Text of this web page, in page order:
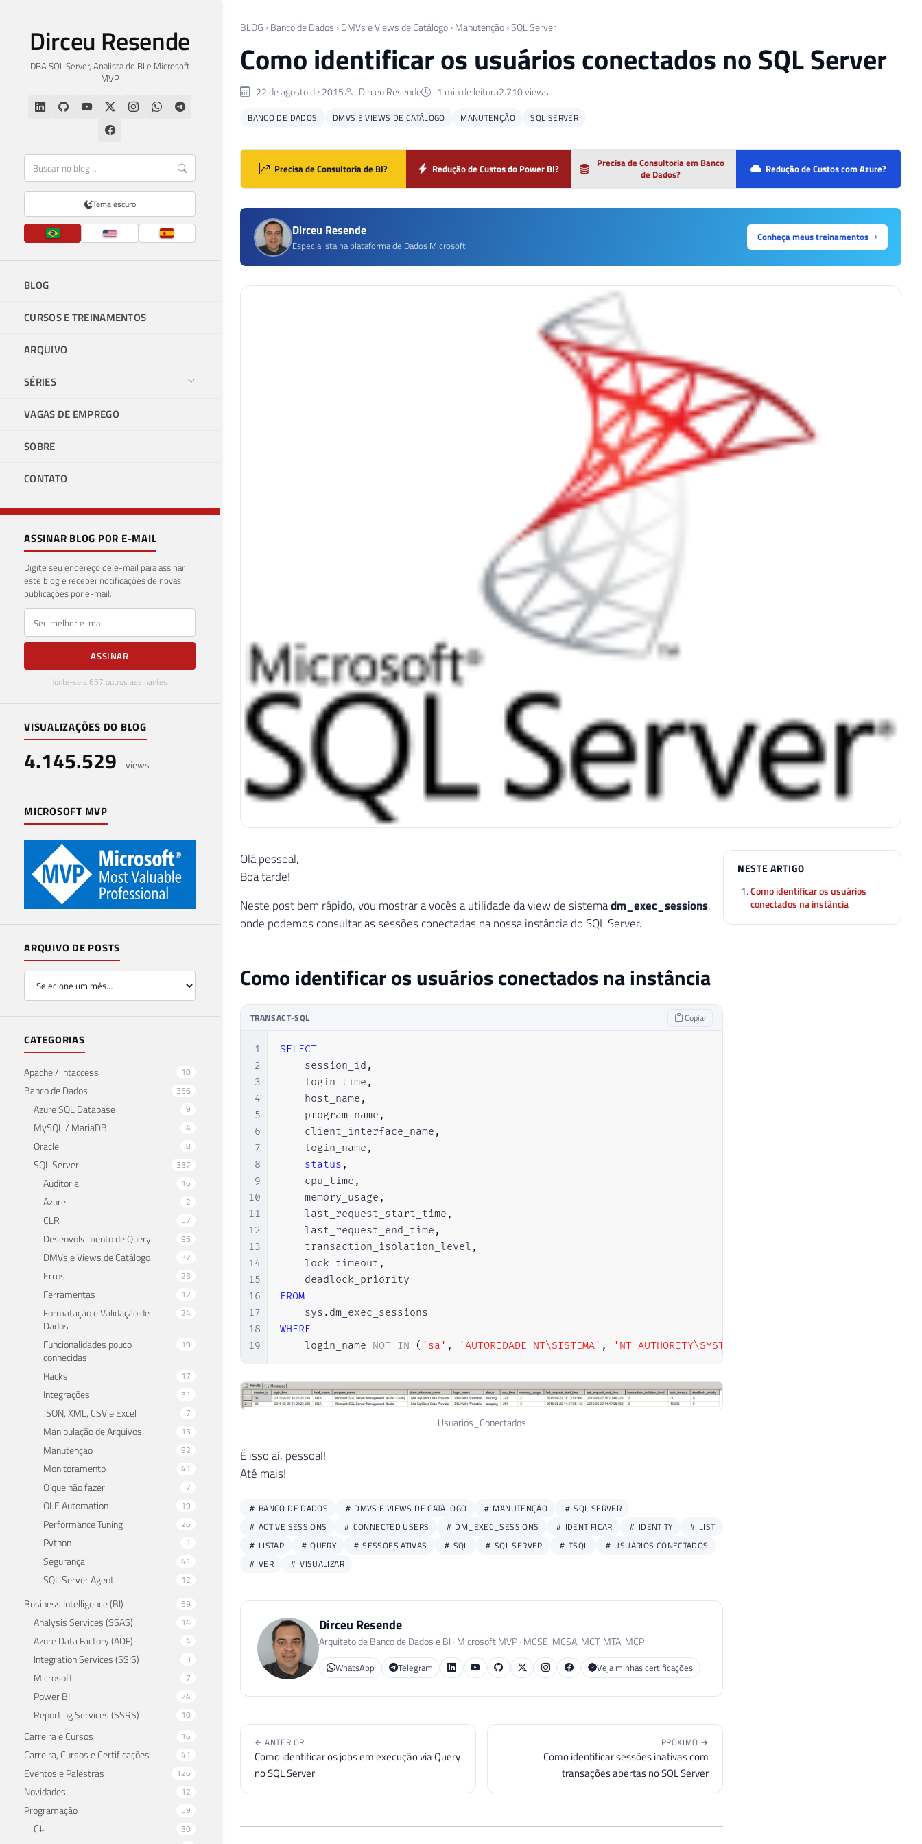
Dirceu Resende
DBA SQL Server, Analista de BI e Microsoft
MVP
Tema escuro
BLOG
CURSOS E TREINAMENTOS
ARQUIVO
SÉRIES
VAGAS DE EMPREGO
SOBRE
CONTATO
ASSINAR BLOG POR E-MAIL
Digite seu endereço de e-mail para assinar
este blog e receber notificações de novas
publicações por e-mail.
E-mail
ASSINAR
Junte-se a 657 outros assinantes
VISUALIZAÇÕES DO BLOG
4.145.529 views
MICROSOFT MVP
ARQUIVO DE POSTS
CATEGORIAS
Apache / .htaccess 10
Banco de Dados 356
Azure SQL Database 9
MySQL / MariaDB 4
Oracle 8
SQL Server 337
Auditoria 16
Azure 2
CLR 57
Desenvolvimento de Query 95
DMVs e Views de Catálogo 32
Erros 23
Ferramentas 12
Formatação e Validação de
Dados
24
Funcionalidades pouco
conhecidas
19
Hacks 17
Integrações 31
JSON, XML, CSV e Excel 7
Manipulação de Arquivos 13
Manutenção 92
Monitoramento 41
O que não fazer 7
OLE Automation 19
Performance Tuning 26
Python 1
Segurança 41
SQL Server Agent 12
Business Intelligence (BI) 59
Analysis Services (SSAS) 14
Azure Data Factory (ADF) 4
Integration Services (SSIS) 3
Microsoft 7
Power BI 24
Reporting Services (SSRS) 10
Carreira e Cursos 16
Carreira, Cursos e Certificações 41
Eventos e Palestras 126
Novidades 12
Programação 59
C# 30
BLOG › Banco de Dados › DMVs e Views de Catálogo › Manutenção ›SQL Server
Como identificar os usuários conectados no SQL Server
22 de agosto de 2015 Dirceu Resende 1 min de leitura2.710 views
BANCO DE DADOS DMVS E VIEWS DE CATÁLOGO MANUTENÇÃO SQL SERVER
Precisa de Consultoria de BI? Redução de Custos do Power BI?
Precisa de Consultoria em Banco
de Dados?
Redução de Custos com Azure?
Dirceu Resende
Especialista na plataforma de Dados Microsoft
Conheça meus treinamentos
Olá pessoal,
Boa tarde!
Neste post bem rápido, vou mostrar a vocês a utilidade da view de sistemadm_exec_sessions,
onde podemos consultar as sessões conectadas na nossa instância do SQL Server.
Como identificar os usuários conectados na instância
TRANSACT-SQL Copiar
1
2
3
4
5
6
7
8
9
10
11
12
13
14
15
16
17
18
19
SELECT
    session_id
,
    login_time
,
    host_name
,
    program_name
,
    client_interface_name
,
    login_name
,
status ,
    cpu_time
,
    memory_usage
,
    last_request_start_time
,
    last_request_end_time
,
    transaction_isolation_level
,
    lock_timeout
,
FROM
    sys
.
WHERE
    login_name
NOT IN ( 'sa' , 'AUTORIDADE NT\SISTEMA' , 'NT AUTHORITY\SYSTEM'
Usuarios_Conectados
É isso aí, pessoal!
Até mais!
BANCO DE DADOS DMVS E VIEWS DE CATÁLOGO MANUTENÇÃO
SQL SERVER
ACTIVE SESSIONS
CONNECTED USERS DM_EXEC_SESSIONS IDENTIFICAR IDENTITY
LIST
LISTAR
QUERY SESSÕES ATIVAS SQL SQL SERVER TSQL
USUÁRIOS CONECTADOS
VER
VISUALIZAR
Dirceu Resende
Arquiteto de Banco de Dados e BI · Microsoft MVP · MCSE, MCSA, MCT, MTA, MCP
WhatsApp Telegram Veja minhas certificações
← ANTERIOR
Como identificar os jobs em execução via Query
no SQL Server
PRÓXIMO →
Como identificar sessões inativas com
transações abertas no SQL Server
NESTE ARTIGO
Como identificar os usuários
conectados na instância